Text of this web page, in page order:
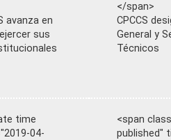
avanza en
sus
</span>
CPCCS
General y
Técnicos
time
04-
<span
published"